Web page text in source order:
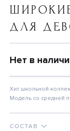
ДЛЯ
Нет в
Хит школьной
Модель со средней
СОСТАВ